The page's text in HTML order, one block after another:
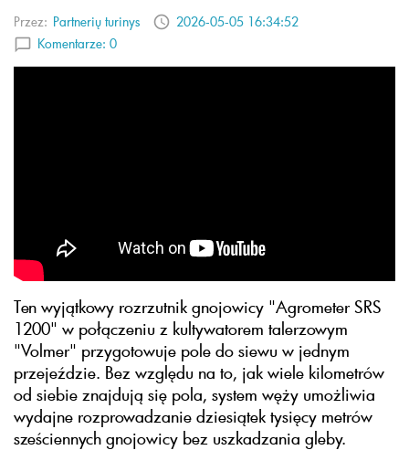
Przez: Partnerių turinys
2026-05-05 16:34:52
Komentarze: 0
Ten wyjątkowy rozrzutnik gnojowicy "Agrometer SRS
1200" w połączeniu z kultywatorem talerzowym
"Volmer" przygotowuje pole do siewu w jednym
przejeździe. Bez względu na to, jak wiele kilometrów
od siebie znajdują się pola, system węży umożliwia
wydajne rozprowadzanie dziesiątek tysięcy metrów
sześciennych gnojowicy bez uszkadzania gleby.